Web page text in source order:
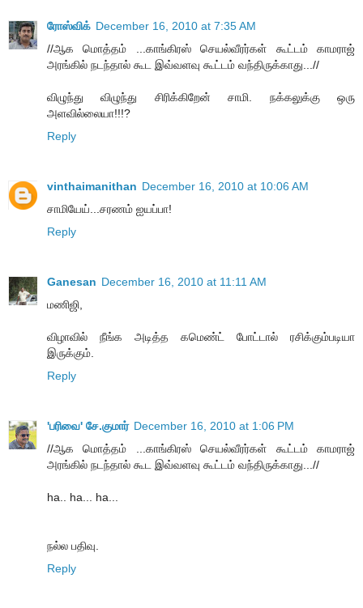
ரோஸ்விக் December 16, 2010 at 7:35 AM
//ஆக மொத்தம் ...காங்கிரஸ் செயல்வீரர்கள் கூட்டம் காமராஜ்
அரங்கில் நடந்தால் கூட இவ்வளவு கூட்டம் வந்திருக்காது...//
விழுந்து விழுந்து சிரிக்கிறேன் சாமி. நக்கலுக்கு ஒரு
அளவில்லையா!!!?
Reply
vinthaimanithan December 16, 2010 at 10:06 AM
சாமியேய்...சரணம் ஐயப்பா!
Reply
Ganesan December 16, 2010 at 11:11 AM
மணிஜி,
விழாவில் நீங்க அடித்த கமெண்ட் போட்டால் ரசிக்கும்படியா
இருக்கும்.
Reply
'பரிவை' சே.குமார் December 16, 2010 at 1:06 PM
//ஆக மொத்தம் ...காங்கிரஸ் செயல்வீரர்கள் கூட்டம் காமராஜ்
அரங்கில் நடந்தால் கூட இவ்வளவு கூட்டம் வந்திருக்காது...//
ha.. ha... ha...
நல்ல பதிவு.
Reply